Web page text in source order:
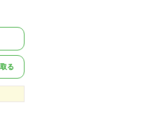
る